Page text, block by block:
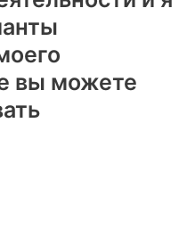
вы можете